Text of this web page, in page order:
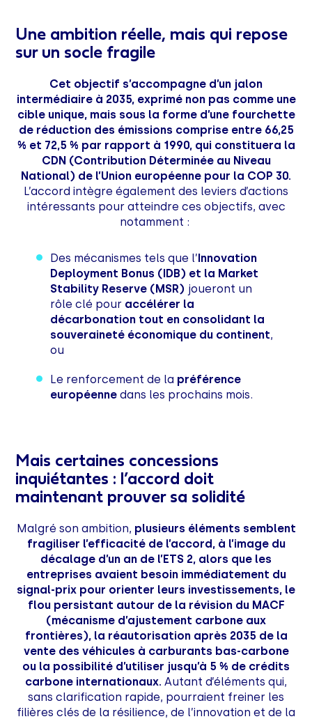
Une ambition réelle, mais qui repose
sur un socle fragile
Cet objectif s’accompagne d’un jalon
intermédiaire à 2035, exprimé non pas comme une
cible unique, mais sous la forme d’une fourchette
de réduction des émissions comprise entre 66,25
% et 72,5 % par rapport à 1990, qui constituera la
CDN (Contribution Déterminée au Niveau
National) de l’Union européenne pour la COP 30.
L’accord intègre également des leviers d’actions
intéressants pour atteindre ces objectifs, avec
notamment :
Des mécanismes tels que l’Innovation
Deployment Bonus (IDB) et la Market
Stability Reserve (MSR) joueront un
rôle clé pour accélérer la
décarbonation tout en consolidant la
souveraineté économique du continent,
ou
Le renforcement de la préférence
européennedans les prochains mois.
Mais certaines concessions
inquiétantes : l’accord doit
maintenant prouver sa solidité
Malgré son ambition, plusieurs éléments semblent
fragiliser l’efficacité de l’accord, à l’image du
décalage d’un an de l’ETS 2, alors que les
entreprises avaient besoin immédiatement du
signal-prix pour orienter leurs investissements, le
flou persistant autour de la révision du MACF
(mécanisme d’ajustement carbone aux
frontières), la réautorisation après 2035 de la
vente des véhicules à carburants bas-carbone
ou la possibilité d’utiliser jusqu’à 5 % de crédits
carbone internationaux. Autant d’éléments qui,
sans clarification rapide, pourraient freiner les
filières clés de la résilience, de l’innovation et de la